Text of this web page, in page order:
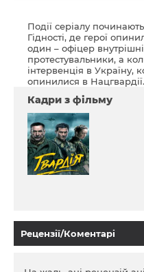
Події серіалу
Гідності, де герої
один – офіцер
протестувальники, а
інтервенція в Україну,
опинилися в Нацгвардії.
Кадри з фільму
Рецензії/Коментарі